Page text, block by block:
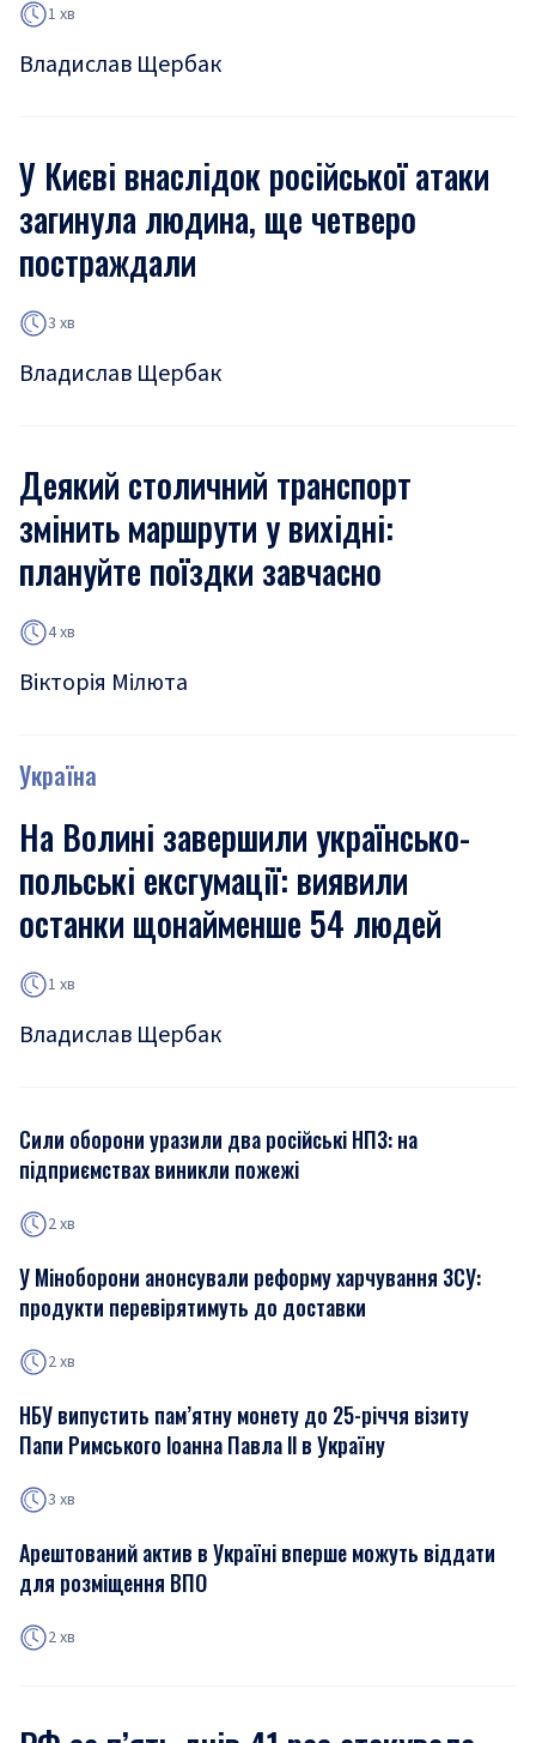
1 хв
Владислав Щербак
У Києві внаслідок російської атаки
загинула людина, ще четверо
постраждали
3 хв
Владислав Щербак
Деякий столичний транспорт
змінить маршрути у вихідні:
плануйте поїздки завчасно
4 хв
Вікторія Мілюта
Україна
На Волині завершили українсько-
польські ексгумації: виявили
останки щонайменше 54 людей
1 хв
Владислав Щербак
Сили оборони уразили два російські НПЗ: на
підприємствах виникли пожежі
2 хв
У Міноборони анонсували реформу харчування ЗСУ:
продукти перевірятимуть до доставки
2 хв
НБУ випустить пам’ятну монету до 25-річчя візиту
Папи Римського Іоанна Павла ІІ в Україну
3 хв
Арештований актив в Україні вперше можуть віддати
для розміщення ВПО
2 хв